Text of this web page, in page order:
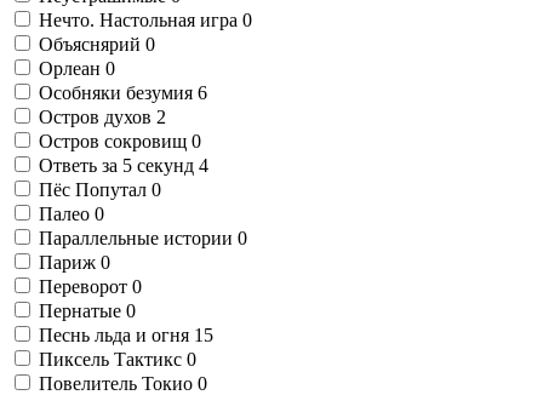
Нечто. Настольная игра 0
Объяснярий 0
Орлеан 0
Особняки безумия 6
Остров духов 2
Остров сокровищ 0
Ответь за 5 секунд 4
Пёс Попутал 0
Палео 0
Параллельные истории 0
Париж 0
Переворот 0
Пернатые 0
Песнь льда и огня 15
Пиксель Тактикс 0
Повелитель Токио 0